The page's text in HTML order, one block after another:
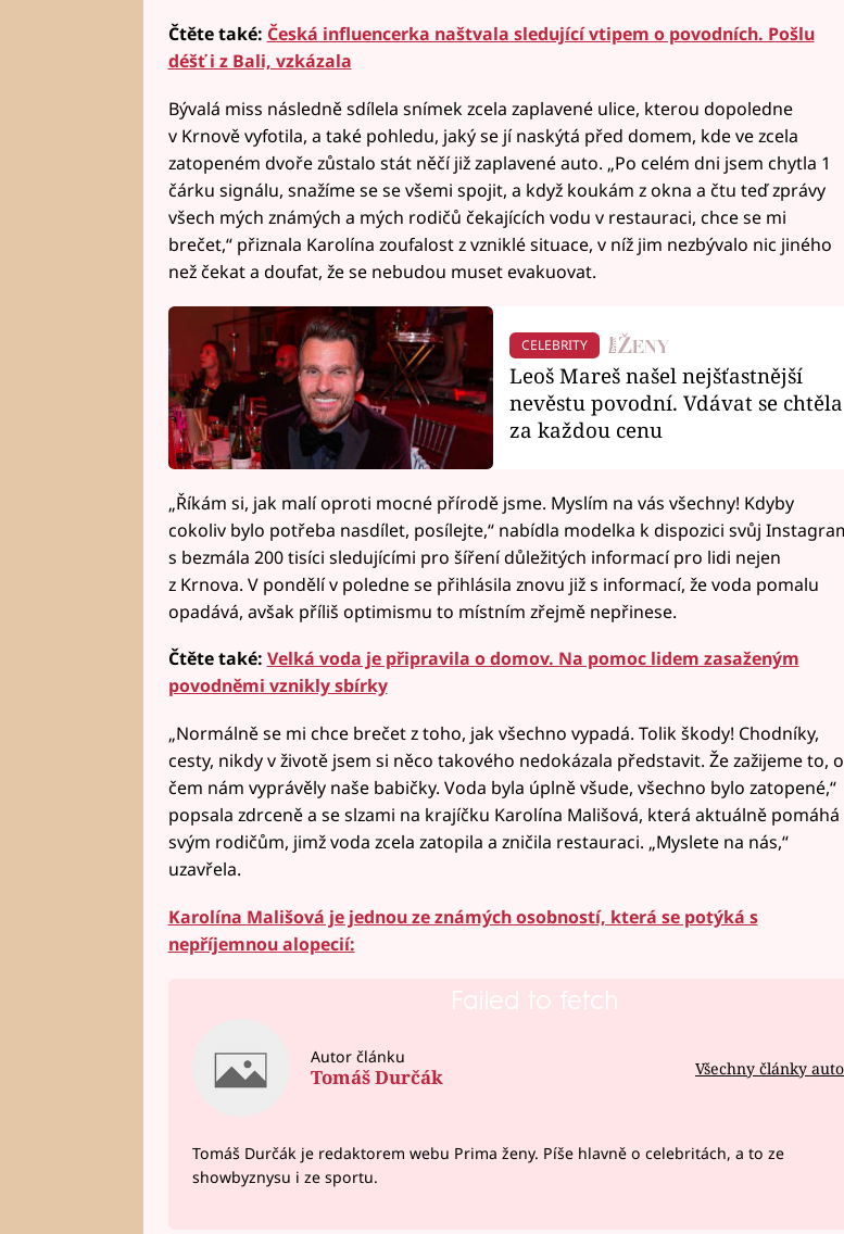
Čtěte také: Česká influencerka naštvala sledující vtipem o povodních. Pošlu
déšť i z Bali, vzkázala
Bývalá miss následně sdílela snímek zcela zaplavené ulice, kterou dopoledne
v Krnově vyfotila, a také pohledu, jaký se jí naskýtá před domem, kde ve zcela
zatopeném dvoře zůstalo stát něčí již zaplavené auto. „Po celém dni jsem chytla 1
čárku signálu, snažíme se se všemi spojit, a když koukám z okna a čtu teď zprávy
všech mých známých a mých rodičů čekajících vodu v restauraci, chce se mi
brečet,“ přiznala Karolína zoufalost z vzniklé situace, v níž jim nezbývalo nic jiného
než čekat a doufat, že se nebudou muset evakuovat.
CELEBRITY
Leoš Mareš našel nejšťastnější
nevěstu povodní. Vdávat se chtěla
za každou cenu
„Říkám si, jak malí oproti mocné přírodě jsme. Myslím na vás všechny! Kdyby
cokoliv bylo potřeba nasdílet, posílejte,“ nabídla modelka k dispozici svůj
s bezmála 200 tisíci sledujícími pro šíření důležitých informací pro lidi nejen
z Krnova. V pondělí v poledne se přihlásila znovu již s informací, že voda pomalu
opadává, avšak příliš optimismu to místním zřejmě nepřinese.
Čtěte také: Velká voda je připravila o domov. Na pomoc lidem zasaženým
povodněmi vznikly sbírky
„Normálně se mi chce brečet z toho, jak všechno vypadá. Tolik škody! Chodníky,
cesty, nikdy v životě jsem si něco takového nedokázala představit. Že zažijeme to, o
čem nám vyprávěly naše babičky. Voda byla úplně všude, všechno bylo zatopené,“
popsala zdrceně a se slzami na krajíčku Karolína Mališová, která aktuálně pomáhá
svým rodičům, jimž voda zcela zatopila a zničila restauraci. „Myslete na nás,“
uzavřela.
Karolína Mališová je jednou ze známých osobností, která se potýká s
nepříjemnou alopecií:
Failed to fetch
Autor článku
Tomáš Durčák Všechny články
Tomáš Durčák je redaktorem webu Prima ženy. Píše hlavně o celebritách, a to ze
showbyznysu i ze sportu.